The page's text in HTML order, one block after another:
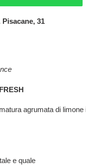
Pisacane, 31
agrumata di
e quale